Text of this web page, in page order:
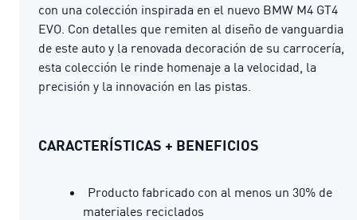
con una colección inspirada en el nuevo BMW M4 GT4
EVO. Con detalles que remiten al diseño de vanguardia
de este auto y la renovada decoración de su carrocería,
esta colección le rinde homenaje a la velocidad, la
precisión y la innovación en las pistas.
CARACTERÍSTICAS + BENEFICIOS
Producto fabricado con al menos un 30% de
materiales reciclados